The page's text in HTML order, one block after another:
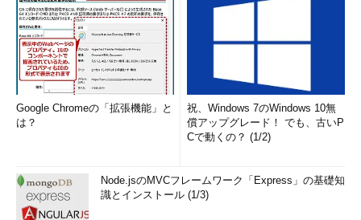
画面6WinSxSフォルダー内のExplorer.exeは最新バージョ
ンだけになり、WinSxSフォルダー内のファイル数やサイズ
い？
Google Chromeの「拡張機能」と
は？
祝、Windows 7のWindows 10無
償アップグレード！ でも、古いP
Cで動くの？ (1/2)
Node.jsのMVCフレームワーク「Express」の基礎知
識とインストール (1/3)